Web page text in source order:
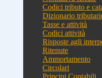
Codici tributo e
Dizionario
Tasse e attività
Codici attività
Risposte agli
Ritenute
Ammortamento
Circolari
Principi Contabili